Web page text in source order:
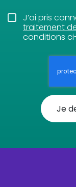
J’ai pris
traitement
conditions
Je